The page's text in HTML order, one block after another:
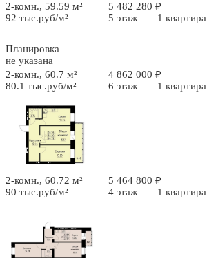
2-комн., 59.59 м²
5 482 280 ₽
92 тыс.руб/м²
5 этаж 1 квартира
Планировка
не указана
2-комн., 60.7 м²
4 862 000 ₽
80.1 тыс.руб/м²
6 этаж 1 квартира
2-комн., 60.72 м²
5 464 800 ₽
90 тыс.руб/м²
4 этаж 1 квартира